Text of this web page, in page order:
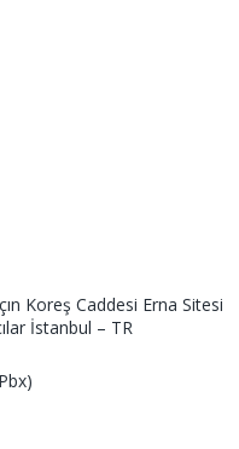
Koreş Caddesi Erna Sitesi
İstanbul – TR